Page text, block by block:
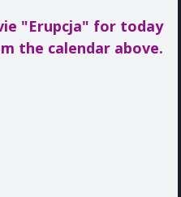
"Erupcja" for today
the calendar above.